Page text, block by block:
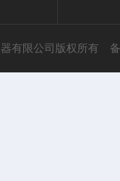
有限公司版权所有